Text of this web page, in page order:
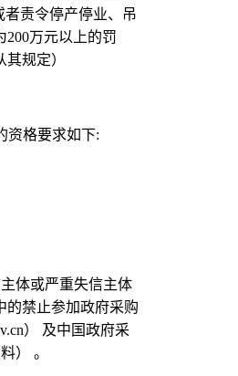
责令停产停业、吊
200万元以上的罚
规定）
资格要求如下:
体或严重失信主体
的禁止参加政府采购
） 及中国政府采
） 。